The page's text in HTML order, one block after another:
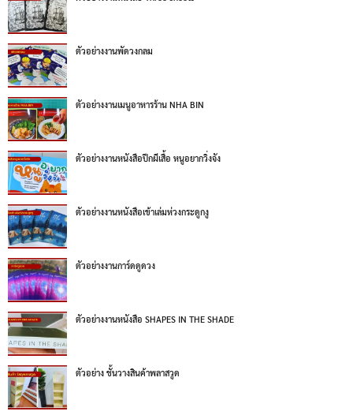
ตัวอย่างงานพัดวงกลม
ตัวอย่างงานเมนูอาหารร้าน NHA BIN
ตัวอย่างงานหนังสือปีกผีเสื้อ หนูอยากวิ่งจัง
ตัวอย่างงานหนังสือเข้าเล่มห่วงกระดูกงู
ตัวอย่างงานการ์ดดูดวง
ตัวอย่างงานหนังสือ SHAPES IN THE SHADE
ตัวอย่าง ชั้นวางสินค้าพลาสวูด